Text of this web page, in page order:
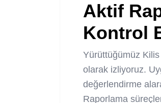
Aktif
Kontrol
Yürüttüğümüz
olarak izliyoruz.
değerlendirme
Raporlama